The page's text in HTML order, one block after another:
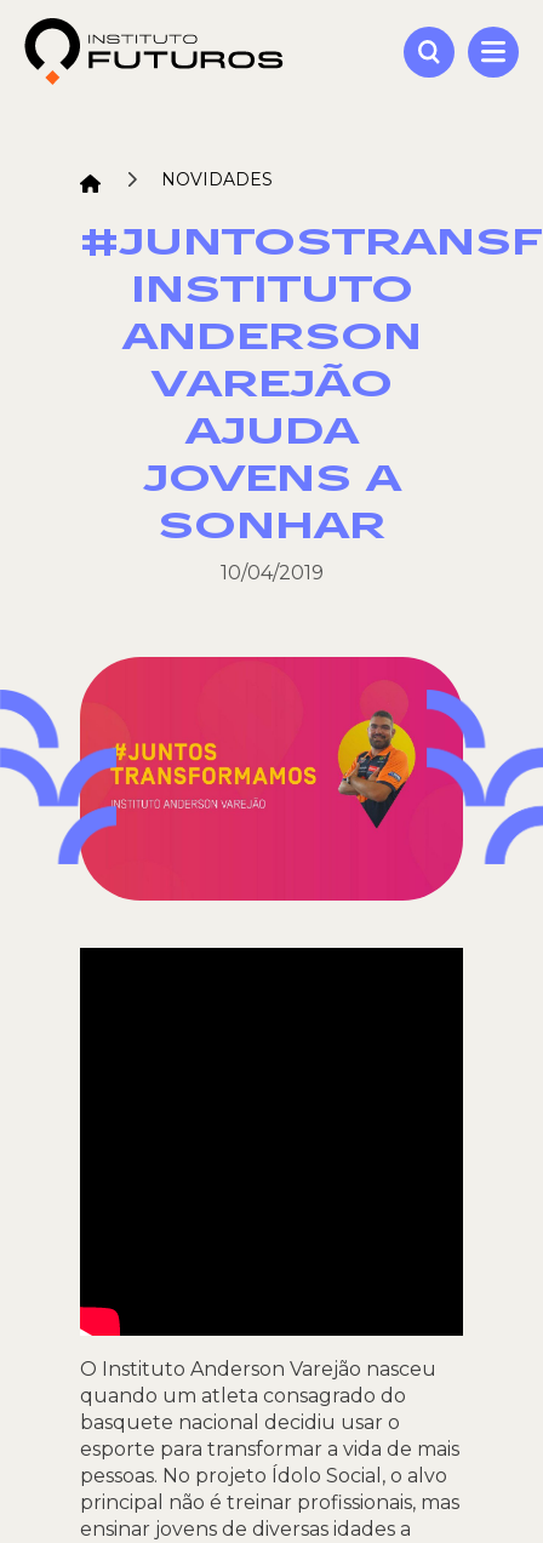
NOVIDADES
INSTITUTO
ANDERSON
VAREJÃO
AJUDA
JOVENS A
SONHAR
10/04/2019
O Instituto Anderson Varejão nasceu
quando um atleta consagrado do
basquete nacional decidiu usar o
esporte para transformar a vida de mais
pessoas. No projeto Ídolo Social, o alvo
principal não é treinar profissionais, mas
ensinar jovens de diversas idades a